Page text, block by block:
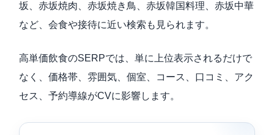
坂、赤坂焼肉、赤坂焼き鳥、赤坂韓国料理、赤坂中華
など、会食や接待に近い検索も見られます。
高単価飲食のSERPでは、単に上位表示されるだけで
なく、価格帯、雰囲気、個室、コース、口コミ、アク
セス、予約導線がCVに影響します。